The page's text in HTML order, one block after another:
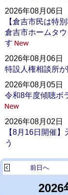
2026年08月06日
【倉吉市民は特
倉吉市ホームタ
す
2026年08月06日
特設人権相談所
2026年08月05日
令和8年度傾聴ボ
2026年08月02日
【8月16日開催
う
2026
前日へ